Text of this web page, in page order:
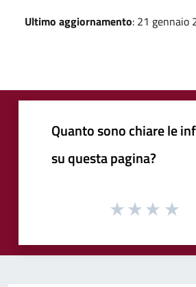
Ultimo aggiornamento: 21 gennaio
Quanto sono chiare le
su questa pagina?